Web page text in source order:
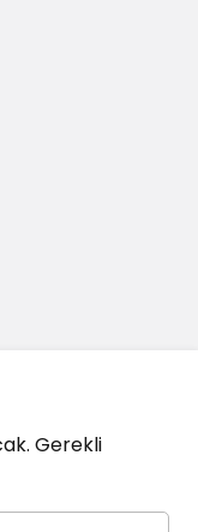
Gerekli